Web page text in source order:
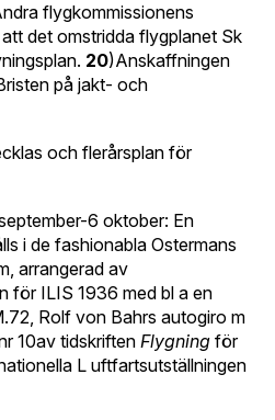
flygkommissionens
det omstridda flygplanet Sk
20)Anskaffningen
på jakt- och
och flerårsplan för
6 oktober: En
i de fashionabla Ostermans
arrangerad av
för ILIS 1936 med bl a en
Rolf von Bahrs autogiro m
10av tidskriften Flygning för
L uftfartsutställningen